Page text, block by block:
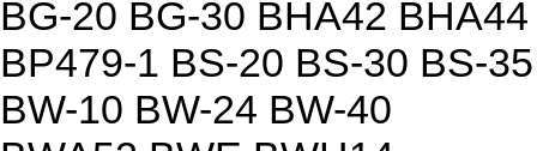
BG-20 BG-30 BHA42 BHA44
BP479-1 BS-20 BS-30 BS-35
BW-10 BW-24 BW-40